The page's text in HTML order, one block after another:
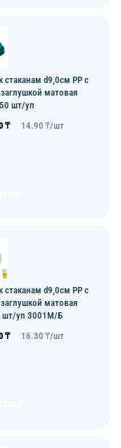
стаканам d9,0см PP с
матовая
шт/уп
₸ 14.90 ₸/шт
стаканам d9,0см PP с
матовая
шт/уп 3001М/Б
₸ 16.30 ₸/шт